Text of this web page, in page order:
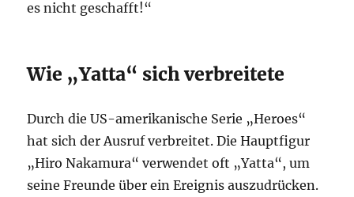
es nicht geschafft!“
Wie „Yatta“ sich verbreitete
Durch die US-amerikanische Serie „Heroes“
hat sich der Ausruf verbreitet. Die Hauptfigur
„Hiro Nakamura“ verwendet oft „Yatta“, um
seine Freunde über ein Ereignis auszudrücken.